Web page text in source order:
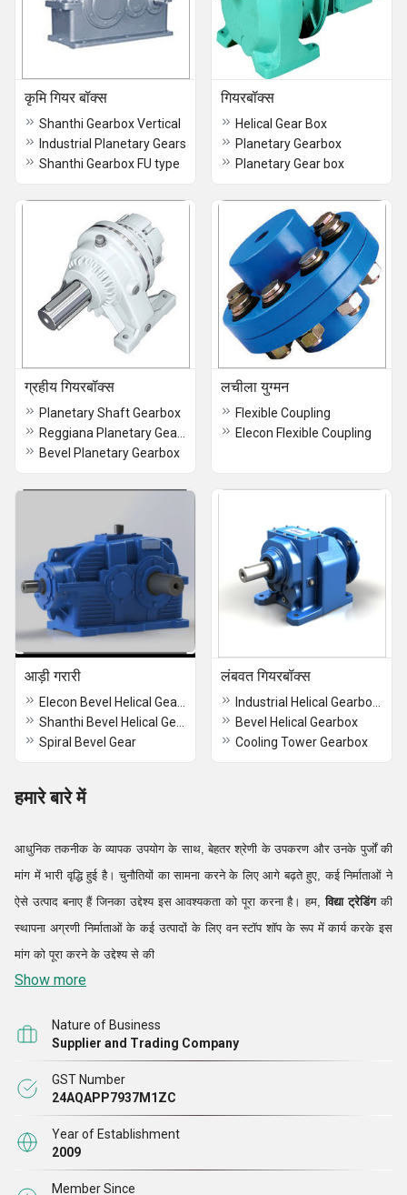
कृमि गियर बॉक्स
Shanthi Gearbox Vertical
Industrial Planetary Gears
Shanthi Gearbox FU type
गियरबॉक्स
Helical Gear Box
Planetary Gearbox
Planetary Gear box
ग्रहीय गियरबॉक्स
Planetary Shaft Gearbox
Bevel Planetary Gearbox
लचीला युग्मन
Flexible Coupling
Elecon Flexible Coupling
आड़ी गरारी
Spiral Bevel Gear
लंबवत गियरबॉक्स
Bevel Helical Gearbox
Cooling Tower Gearbox
हमारे बारे में
आधुनिक तकनीक के व्यापक उपयोग के साथ, बेहतर श्रेणी के उपकरण और उनके पुर्जों की
मांग में भारी वृद्धि हुई है। चुनौतियों का सामना करने के लिए आगे बढ़ते हुए, कई निर्माताओं ने
ऐसे उत्पाद बनाए हैं जिनका उद्देश्य इस आवश्यकता को पूरा करना है। हम,विद्या ट्रेडिंगकी
स्थापना अग्रणी निर्माताओं के कई उत्पादों के लिए वन स्टॉप शॉप के रूप में कार्य करके इस
मांग को पूरा करने के उद्देश्य से की
गई थी।
इंडस्ट्रियल हेलिकल गियर रेड्यूसर, रेजियाना प्लैनेटरी गियरबॉक्स, फ्लेक्सिबल कपलिंग पिन
शांतिबेवेल हेलिकल गियरबॉक्स शामिल हैं, लेकिन इन्हीं तक सीमित नहीं हैं,
रेटेड प्रदर्शन को पूरा करते हैं।
बाजार में एक प्रमुख खिलाड़ी के रूप में तेजी से उभर रहे हैं और पूरे समय में एक प्रसिद्ध
इकाई बनने के हमारे सपने को लगातार साकार कर रहे हैं दुनिया।
हम क्यों?
Show more
Nature of Business
Supplier and Trading Company
GST Number
24AQAPP7937M1ZC
Year of Establishment
2009
Member Since